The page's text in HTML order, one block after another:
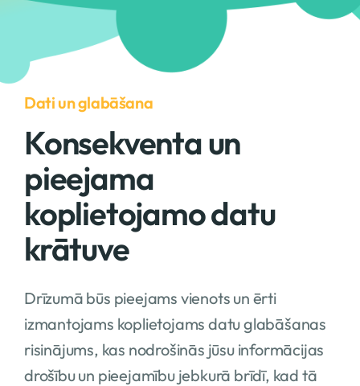
Dati un glabāšana
Konsekventa un
pieejama
koplietojamo datu
krātuve
Drīzumā būs pieejams vienots un ērti
izmantojams koplietojams datu glabāšanas
risinājums, kas nodrošinās jūsu informācijas
drošību un pieejamību jebkurā brīdī, kad tā